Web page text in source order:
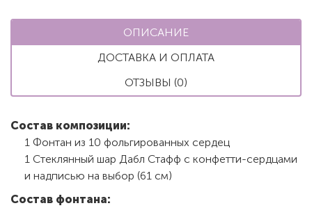
ОПИСАНИЕ
ДОСТАВКА И ОПЛАТА
ОТЗЫВЫ (0)
Состав композиции:
1 Фонтан из 10 фольгированных сердец
1 Стеклянный шар Дабл Стафф с конфетти-сердцами
и надписью на выбор (61 см)
Состав фонтана: